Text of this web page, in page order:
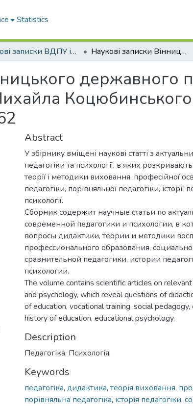
Statistics
Наукові записки ВДПУ ім. М. Коцюбинського. Серія "Педагогіка і психологія" Наукові записки Вінницького державного педагогічного університету імені Михайла Коцюбинського. Серія: педагогіка і психологія. Випуск 62
державного
Abstract
У збірнику вміщені наукові статті з
педагогіки та психології, в яких
теорії і методики виховання, професійної
педагогіки, порівняльної педагогіки, історії
психології.
Сборник содержит научные статьи по
современной педагогики и психологии, в
вопросы дидактики, теории и методики
профессионального образования,
сравнительной педагогики, истории
психологии.
The volume contains scientific articles on
and psychology, which reveal questions of
of education, vocational training, social
history of education, educational psychology.
Description
Педагогіка. Психологія.
Keywords
педагогіка, дидактика, теорія виховання,
порівняльна педагогіка, історія педагогіки,